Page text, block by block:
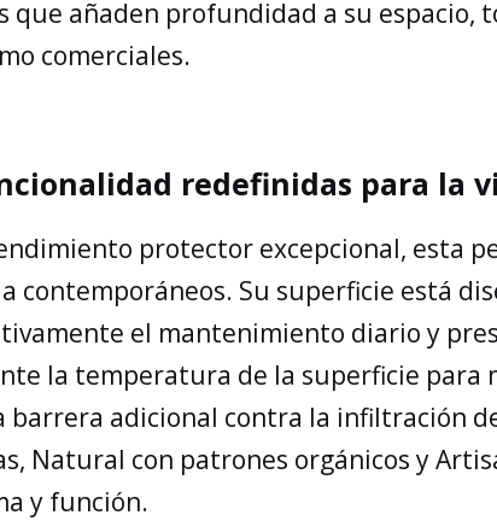
que añaden profundidad a su
comerciales.
redefinidas para la
protector excepcional, esta
contemporáneos. Su superficie está
el mantenimiento diario y
la temperatura de la superficie para
barrera adicional contra la infiltración
Natural con patrones orgánicos y
y función.